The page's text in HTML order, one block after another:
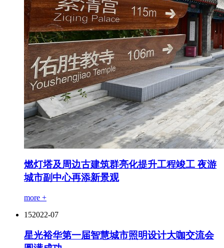
燃灯塔及周边古建筑群亮化提升工程竣工 夜游
城市副中心再添新景观
more +
152022-07
星光裕华第一届智慧城市照明设计大咖交流会